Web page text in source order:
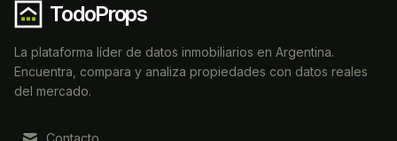
TodoProps
La plataforma líder de datos inmobiliarios en Argentina.
Encuentra, compara y analiza propiedades con datos reales
del mercado.
Contacto